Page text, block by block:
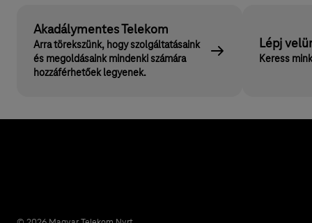
Akadálymentes Telekom
Arra törekszünk, hogy szolgáltatásaink
és megoldásaink mindenki számára
hozzáférhetőek legyenek.
Lépj
Keress